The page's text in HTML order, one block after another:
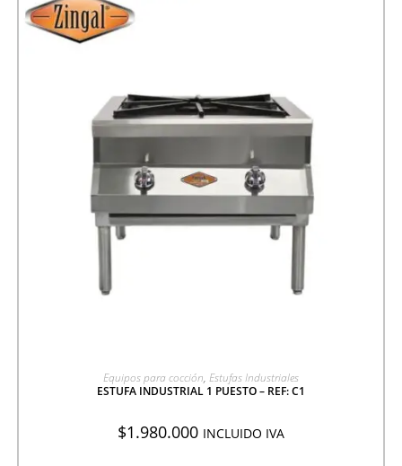
AGREGAR A COTIZACIÓN
Equipos para cocción, Estufas Industriales
ESTUFA INDUSTRIAL 1 PUESTO – REF: C1
$1.980.000 INCLUIDO IVA